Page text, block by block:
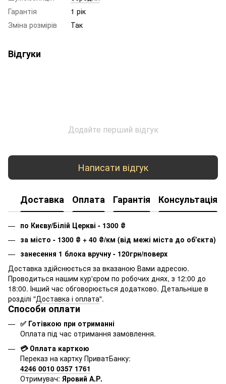
Гарантія
1 рік
Зміна розмірів
Так
Відгуки
Додайте перший відгук
Написати відгук
Доставка Оплата Гарантія Консультація
по Києву/Білій Церкві - 1300 ₴
за місто - 1300 ₴ + 40 ₴/км (від межі міста до об'єкта)
занесення 1 блока вручну - 120грн/поверх
Доставка здійснюється за вказаною Вами адресою.
Проводиться нашим кур'єром по робочих днях, з 12:00 до
18:00. Інший час обговорюється додатково. Детальніше в
розділі "Доставка і оплата".
Способи оплати
✅ Готівкою при отриманні
Оплата під час отримання замовлення.
💳 Оплата карткою
Переказ на картку ПриватБанку:
4246 0010 0357 1761
Отримувач: Яровий А.Р.